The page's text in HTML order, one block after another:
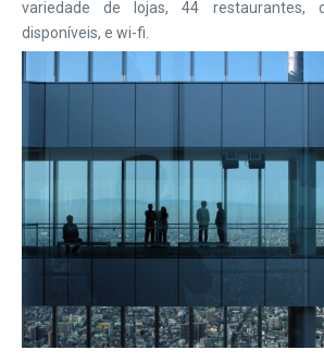
variedade de lojas, 44 restaurantes,
disponíveis, e wi-fi.